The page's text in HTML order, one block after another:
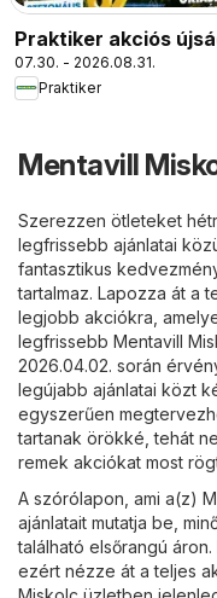
Praktiker akciós
07.30. - 2026.08.31.
Praktiker
Mentavill
Szerezzen ötleteket
legfrissebb ajánlatai
fantasztikus
tartalmaz. Lapozza át a
legjobb akciókra,
legfrissebb Mentavill
2026.04.02. során
legújabb ajánlatai közt
egyszerűen
tartanak örökké, tehát
remek akciókat most
A szórólapon, ami a(z)
ajánlatait mutatja be,
található elsőrangú
ezért nézze át a teljes